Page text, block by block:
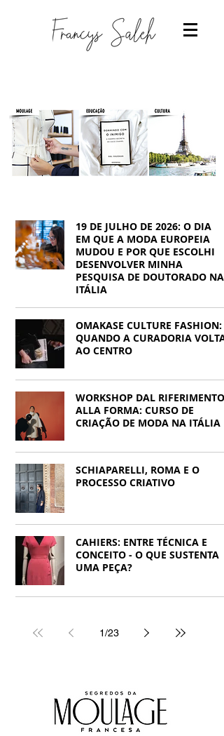
-Estudar Moda
19 DE JULHO DE 2026: O DIA
EM QUE A MODA EUROPEIA
MUDOU E POR QUE ESCOLHI
DESENVOLVER MINHA
PESQUISA DE DOUTORADO NA
ITÁLIA
OMAKASE CULTURE FASHION:
QUANDO A CURADORIA VOLTA
AO CENTRO
WORKSHOP DAL RIFERIMENTO
ALLA FORMA: CURSO DE
CRIAÇÃO DE MODA NA ITÁLIA
SCHIAPARELLI, ROMA E O
PROCESSO CRIATIVO
CAHIERS: ENTRE TÉCNICA E
CONCEITO - O QUE SUSTENTA
UMA PEÇA?
1/23